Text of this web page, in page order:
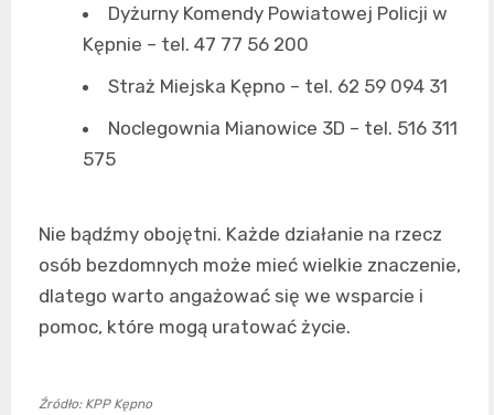
Dyżurny Komendy Powiatowej Policji w
Kępnie – tel. 47 77 56 200
Straż Miejska Kępno – tel. 62 59 094 31
Noclegownia Mianowice 3D – tel. 516 311
575
Nie bądźmy obojętni. Każde działanie na rzecz
osób bezdomnych może mieć wielkie znaczenie,
dlatego warto angażować się we wsparcie i
pomoc, które mogą uratować życie.
Źródło: KPP Kępno